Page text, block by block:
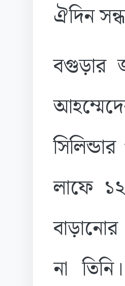
ঐদিন
বগুড়ার
লাফে
না